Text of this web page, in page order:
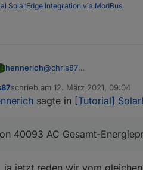
SolarEdge Integration via ModBus
H hennerich@chris87
und im ioBroker lese ich
3.185.221 Wh (also 3.18
[EDIT]
Hab eben noch was
bekommst du eine Excel
Daraus ergibt sich bei
schrieb am 12. März 2021, 09:04
zuletzt editiert von
sagte in [Tutorial]
40093 AC Gesamt-